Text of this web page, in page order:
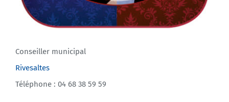
Conseiller municipal
Rivesaltes
Téléphone : 04 68 38 59 59